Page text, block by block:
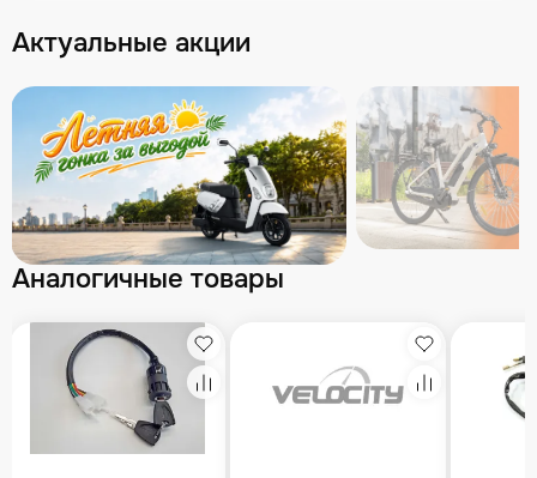
Актуальные акции
Аналогичные товары
Избранное
Сравнение
Избранное
Сравнение